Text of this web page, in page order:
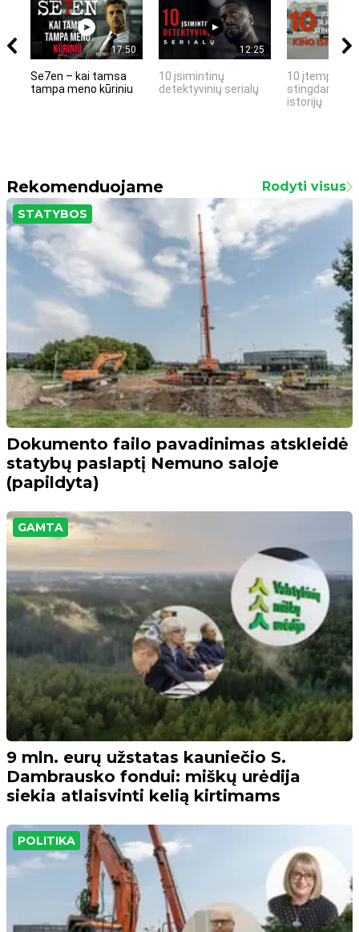
17:50
Se7en – kai tamsa
tampa meno kūriniu
12:25
10 įsimintinų
detektyvinių serialų
10 įtemptų,
stingdančių
istorijų
Rekomenduojame Rodyti visus
STATYBOS
Dokumento failo pavadinimas atskleidė
statybų paslaptį Nemuno saloje
(papildyta)
GAMTA
9 mln. eurų užstatas kauniečio S.
Dambrausko fondui: miškų urėdija
siekia atlaisvinti kelią kirtimams
POLITIKA